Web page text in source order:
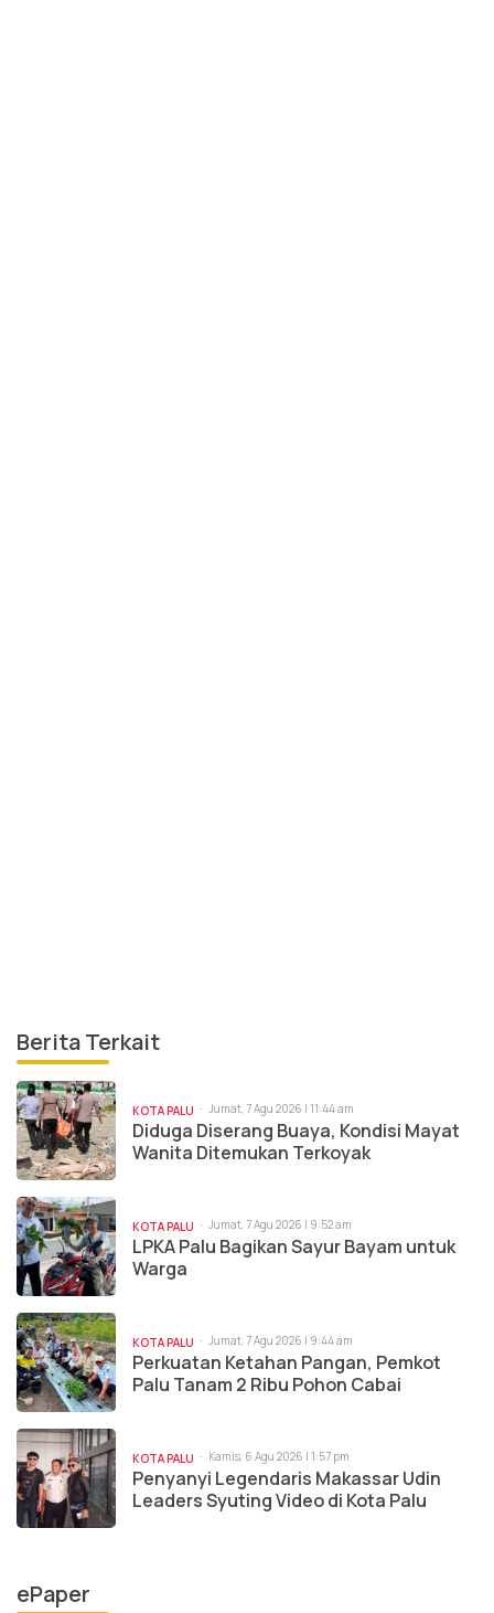
Berita Terkait
KOTA PALU Jumat, 7 Agu 2026 | 11:44 am
Diduga Diserang Buaya, Kondisi Mayat
Wanita Ditemukan Terkoyak
KOTA PALU Jumat, 7 Agu 2026 | 9:52 am
LPKA Palu Bagikan Sayur Bayam untuk
Warga
KOTA PALU Jumat, 7 Agu 2026 | 9:44 am
Perkuatan Ketahan Pangan, Pemkot
Palu Tanam 2 Ribu Pohon Cabai
KOTA PALU Kamis, 6 Agu 2026 | 1:57 pm
Penyanyi Legendaris Makassar Udin
Leaders Syuting Video di Kota Palu
ePaper